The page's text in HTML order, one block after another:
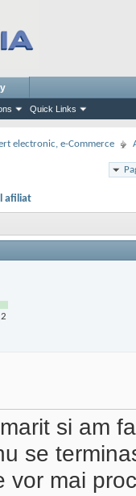
Quick Links
electronic, e-Commerce
afiliat
si am
se
vor mai